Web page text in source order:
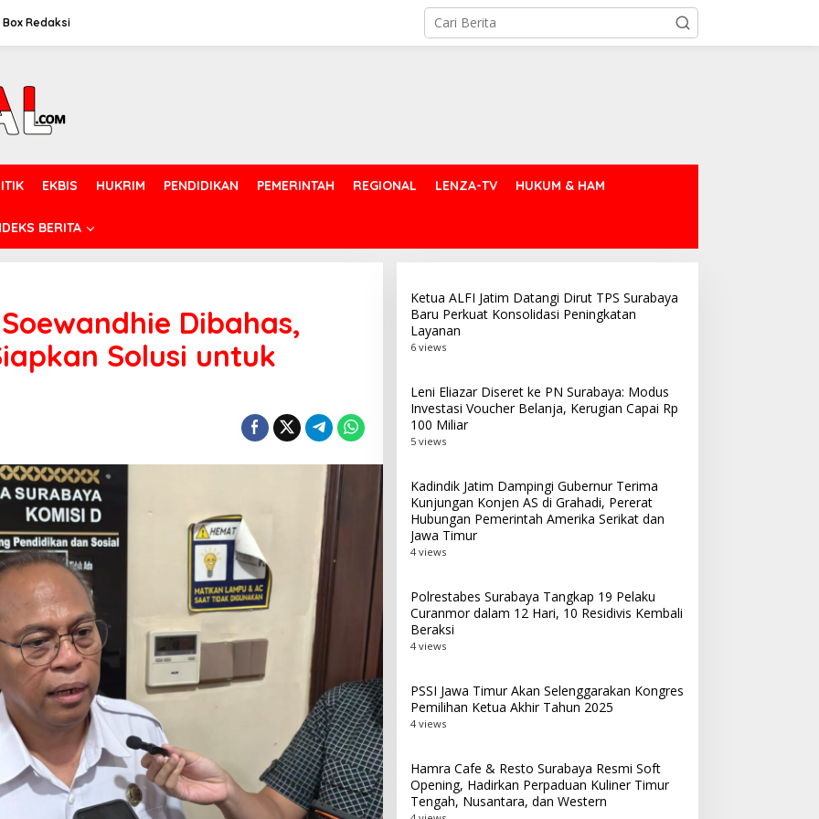
Box Redaksi
EKBIS HUKRIM PENDIDIKAN PEMERINTAH REGIONAL LENZA-TV HUKUM & HAM
BERITA
Dibahas,
Solusi untuk
Ketua ALFI Jatim Datangi Dirut TPS Surabaya
Baru Perkuat Konsolidasi Peningkatan
Layanan
6 views
Leni Eliazar Diseret ke PN Surabaya: Modus
Investasi Voucher Belanja, Kerugian Capai Rp
100 Miliar
5 views
Kadindik Jatim Dampingi Gubernur Terima
Kunjungan Konjen AS di Grahadi, Pererat
Hubungan Pemerintah Amerika Serikat dan
Jawa Timur
4 views
Polrestabes Surabaya Tangkap 19 Pelaku
Curanmor dalam 12 Hari, 10 Residivis Kembali
Beraksi
4 views
PSSI Jawa Timur Akan Selenggarakan Kongres
Pemilihan Ketua Akhir Tahun 2025
4 views
Hamra Cafe & Resto Surabaya Resmi Soft
Opening, Hadirkan Perpaduan Kuliner Timur
Tengah, Nusantara, dan Western